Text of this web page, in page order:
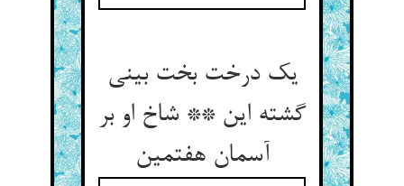
یک درخت بخت بینی
گشته این ** شاخ او بر
آسمان هفتمین